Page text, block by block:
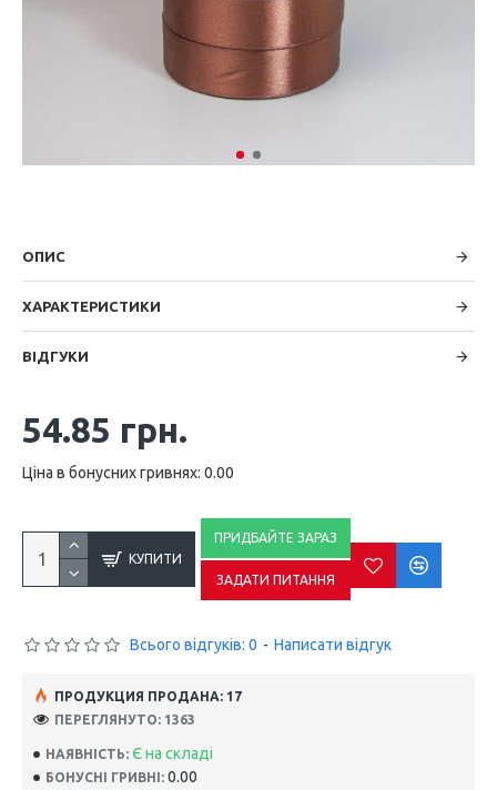
ОПИС
ХАРАКТЕРИСТИКИ
ВІДГУКИ
НАЯВНІСТЬ: Є на складі
БОНУСНІ ГРИВНІ: 0.00
ПРОДУКЦИЯ ПРОДАНА: 17
ПЕРЕГЛЯНУТО: 1363
Всього відгуків: 0 - Написати відгук
54.85 грн.
Ціна в бонусних гривнях: 0.00
КУПИТИ
ПРИДБАЙТЕ ЗАРАЗ
ЗАДАТИ ПИТАННЯ